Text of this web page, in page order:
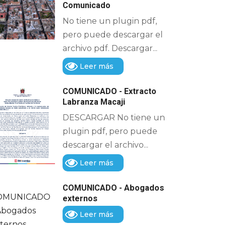
Comunicado
No tiene un plugin pdf,
pero puede descargar el
archivo pdf. Descargar...
Leer más
COMUNICADO - Extracto
Labranza Macaji
DESCARGAR No tiene un
plugin pdf, pero puede
descargar el archivo...
Leer más
COMUNICADO - Abogados
externos
Leer más